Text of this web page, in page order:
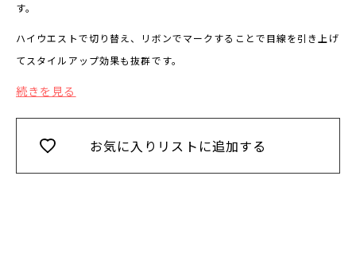
す。
ハイウエストで切り替え、リボンでマークすることで目線を引き上げ
てスタイルアップ効果も抜群です。
続きを見る
お気に入りリストに追加する